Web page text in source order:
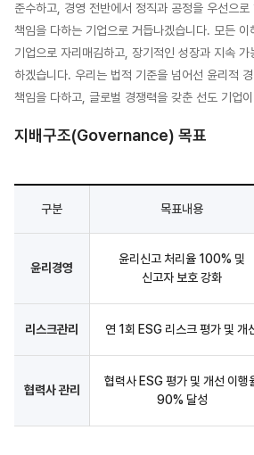
준수하고, 경영 전반에서 정직과 공정을 우선으
책임을 다하는 기업으로 거듭나겠습니다. 모든
기업으로 자리매김하고, 장기적인 성장과 지속 가
하겠습니다. 우리는 법적 기준을 넘어선 윤리적
책임을 다하고, 글로벌 경쟁력을 갖춘 선도 기업
지배구조(Governance) 목표
구분 목표내용
윤리경영
윤리신고 처리율 100% 및
신고자 보호 강화
리스크관리 연 1회 ESG 리스크 평가 및 개
협력사 관리
협력사 ESG 평가 및 개선 이행
90% 달성